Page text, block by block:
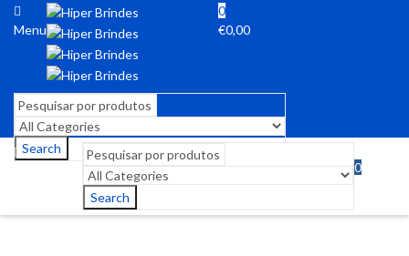
Menu
0
€0,00
Search
Search
0